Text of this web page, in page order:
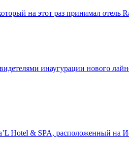
на этот раз принимал отель
инаугурации нового
Hotel & SPA, расположенный на